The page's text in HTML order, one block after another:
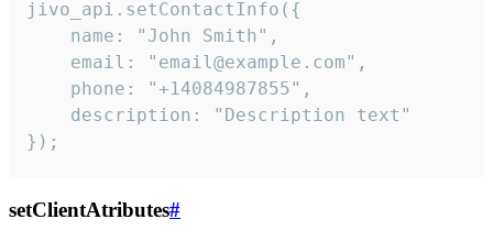
jivo_api.setContactInfo({
    name: "John Smith",
    email: "email@example.com",
    phone: "+14084987855",
    description: "Description text"
});
setClientAtributes#